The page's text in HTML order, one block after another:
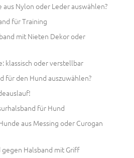
Nylon oder Leder auswählen?
für Training
mit Nieten Dekor oder
klassisch oder verstellbar
für den Hund auszuwählen?
für Hund
aus Messing oder Curogan
gegen Halsband mit Griff